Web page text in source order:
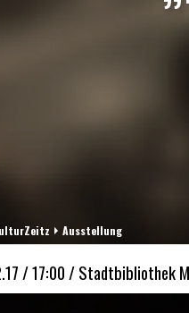
Ausstellung
/ 17:00 / Stadtbibliothek